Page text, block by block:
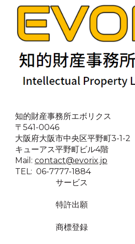
知的財産事務所エボリクス
〒541-0046
大阪府大阪市中央区平野町3-1-2
キューアス平野町ビル4階
Mail: contact@evorix.jp
TEL: 06-7777-1884
サービス
特許出願
商標登録